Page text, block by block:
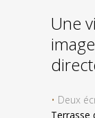
Une
• Deux
Terrasse